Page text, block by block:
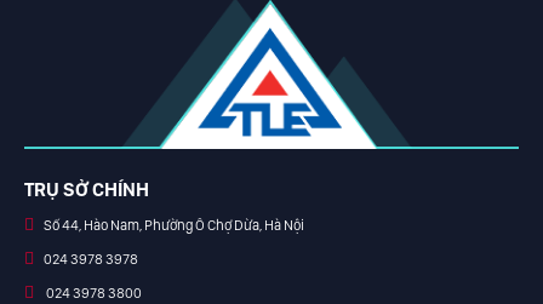
TRỤ SỞ CHÍNH
Số 44, Hào Nam, Phường Ô Chợ Dừa, Hà Nội
024 3978 3978
024 3978 3800